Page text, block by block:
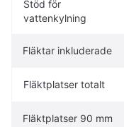
Stöd för
vattenkylning
Fläktar inkluderade
Fläktplatser totalt
Fläktplatser 90 mm